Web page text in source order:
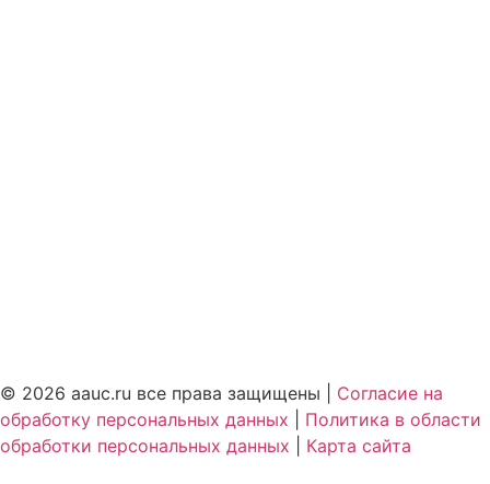
© 2026 aauc.ru все права защищены | Согласие на
обработку персональных данных
Политика в области
обработки персональных данных
Карта сайта